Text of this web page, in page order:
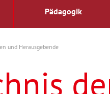
Pädagogik
und Herausgebende